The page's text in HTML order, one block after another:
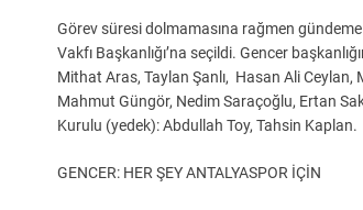
Görev süresi dolmamasına rağmen
Vakfı Başkanlığı’na seçildi. Gencer
Mithat Aras, Taylan Şanlı, Hasan Ali
Mahmut Güngör, Nedim Saraçoğlu, Ertan
Kurulu (yedek): Abdullah Toy, Tahsin Kaplan.
GENCER: HER ŞEY ANTALYASPOR İÇİN